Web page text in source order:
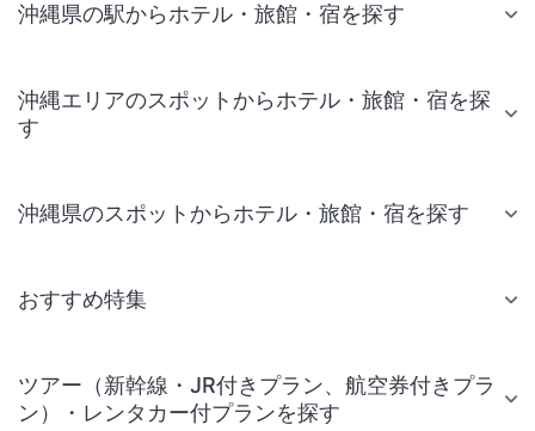
沖縄県の駅からホテル・旅館・宿を探す
沖縄エリアのスポットからホテル・旅館・宿を探
す
沖縄県のスポットからホテル・旅館・宿を探す
おすすめ特集
ツアー（新幹線・JR付きプラン、航空券付きプラ
ン）・レンタカー付プランを探す